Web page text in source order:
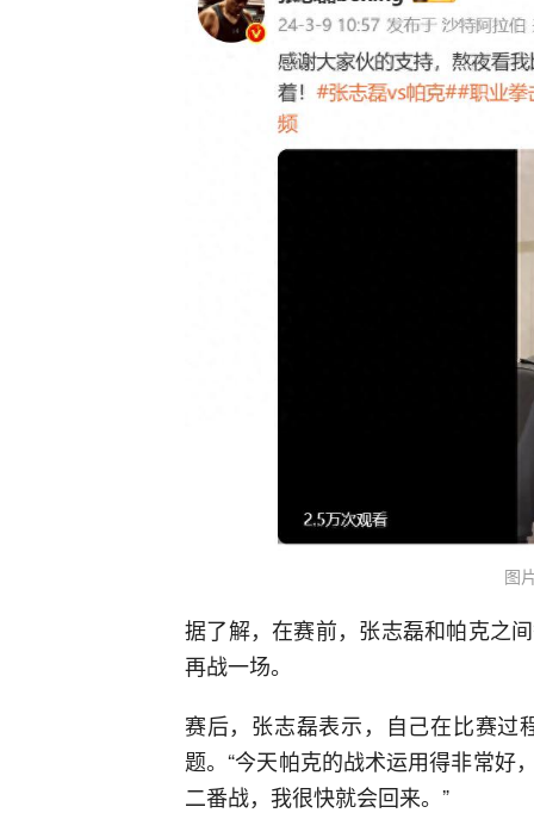
图
据了解，在赛前，张志磊和帕克之
再战一场。
赛后，张志磊表示，自己在比赛过
题。“今天帕克的战术运用得非常好
二番战，我很快就会回来。”